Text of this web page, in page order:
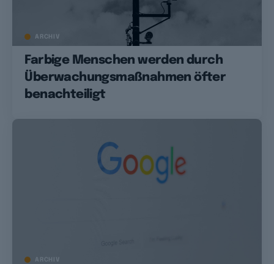
ARCHIV
Farbige Menschen werden durch
Überwachungsmaßnahmen öfter
benachteiligt
ARCHIV